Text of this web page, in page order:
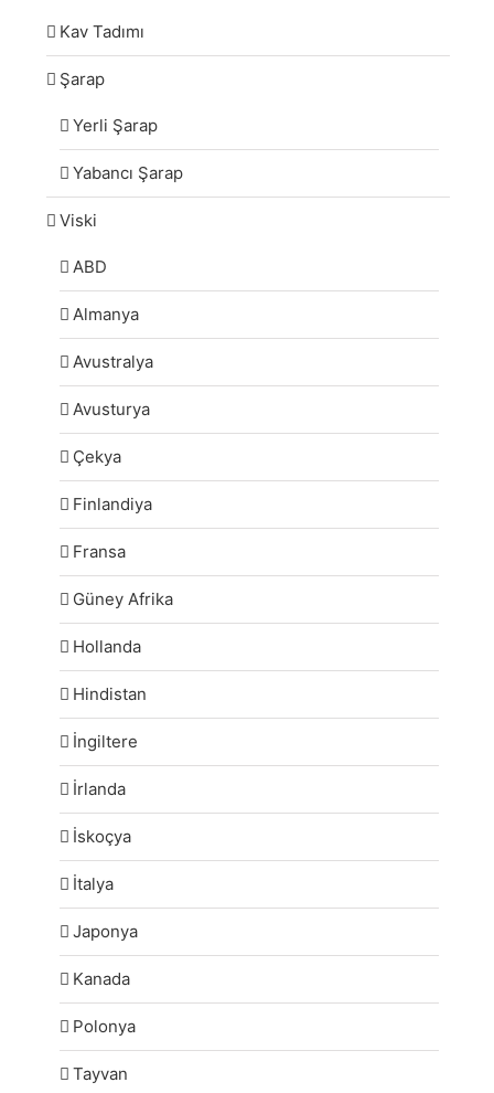
Kav Tadımı
Şarap
Yerli Şarap
Yabancı Şarap
Viski
ABD
Almanya
Avustralya
Avusturya
Çekya
Finlandiya
Fransa
Güney Afrika
Hollanda
Hindistan
İngiltere
İrlanda
İskoçya
İtalya
Japonya
Kanada
Polonya
Tayvan